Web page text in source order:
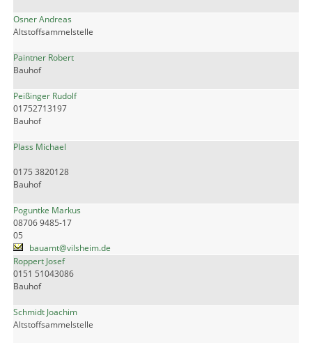
Osner Andreas
Altstoffsammelstelle
Paintner Robert
Bauhof
Peißinger Rudolf
01752713197
Bauhof
Plass Michael
0175 3820128
Bauhof
Poguntke Markus
08706 9485-17
05
bauamt@vilsheim.de
Roppert Josef
0151 51043086
Bauhof
Schmidt Joachim
Altstoffsammelstelle